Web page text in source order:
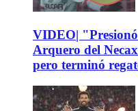
VIDEO|
Arquero del
pero terminó